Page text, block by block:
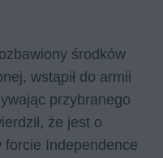
środków
wstąpił do armii
przybranego
że jest o
forcie Independence